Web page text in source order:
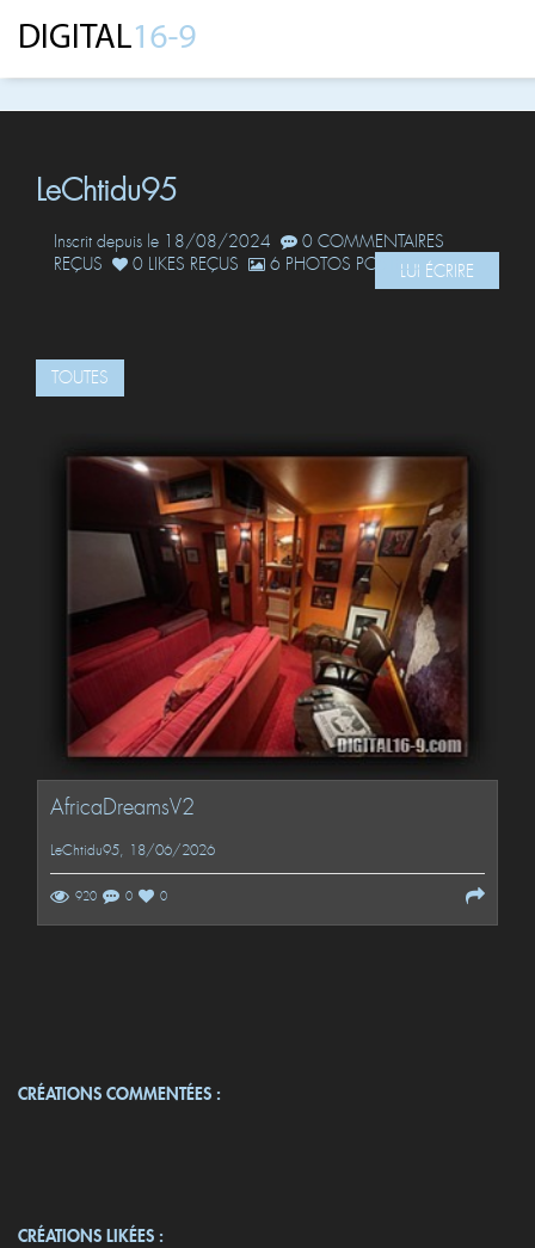
LeChtidu95
Inscrit depuis le 18/08/2024
0 COMMENTAIRES
REÇUS
0 LIKES REÇUS 6 PHOTOS POSTÉESLUI ÉCRIRE
TOUTES
AfricaDreamsV2
LeChtidu95, 18/06/2026
920 0 0
CRÉATIONS COMMENTÉES :
CRÉATIONS LIKÉES :